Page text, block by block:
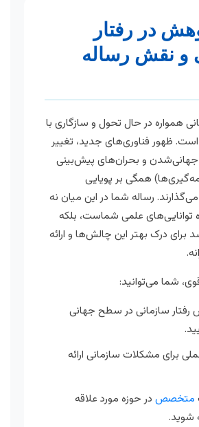
در رفتار
و نقش رساله
همواره در حال تحول و سازگاری با
ظهور فناوری‌های جدید، تغییر
و بحران‌های پیش‌بینی
همگی بر پویایی
رساله شما در این میان نه
توانایی‌های علمی شماست، بلکه
برای درک بهتر این چالش‌ها و ارائه
شما می‌توانید:
رفتار سازمانی در سطح جهانی
برای مشکلات سازمانی ارائه
متخصص در حوزه مورد علاقه
شوید.